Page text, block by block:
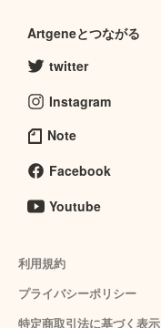
Artgeneとつながる
twitter
Instagram
Note
Facebook
Youtube
利用規約
プライバシーポリシー
特定商取引法に基づく表示